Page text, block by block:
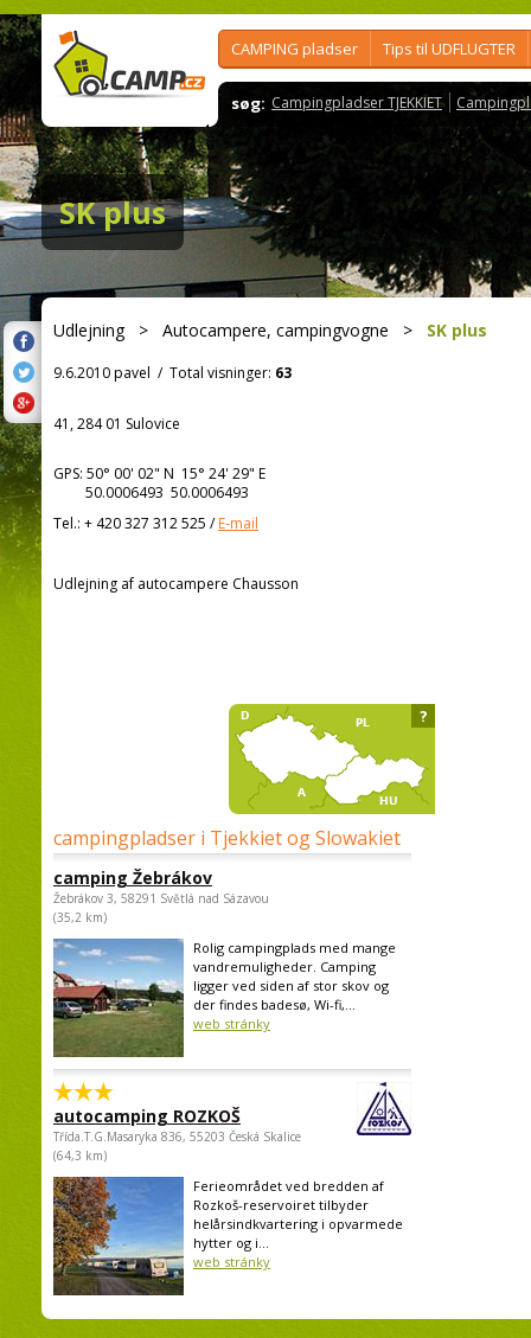
CAMPING pladser Tips til UDFLUGTER
søg: Campingpladser TJEKKIET
SK plus
Udlejning> Autocampere, campingvogne > SK plus
9.6.2010 pavel / Total visninger: 63
41, 284 01 Sulovice
GPS: 50° 00' 02" N 15° 24' 29" E
50.0006493 50.0006493
Tel.: + 420 327 312 525 /E-mail
Udlejning af autocampere Chausson
campingpladser i Tjekkiet og Slowakiet
camping Žebrákov
Žebrákov 3, 58291 Světlá nad Sázavou
(35,2 km)
Rolig campingplads med mange
vandremuligheder. Camping
ligger ved siden af stor skov og
der findes badesø, Wi-fi,...
web stránky
autocamping ROZKOŠ
Třída.T.G.Masaryka 836, 55203 Česká Skalice
(64,3 km)
Ferieområdet ved bredden af
Rozkoš-reservoiret tilbyder
helårsindkvartering i opvarmede
hytter og i...
web stránky
?